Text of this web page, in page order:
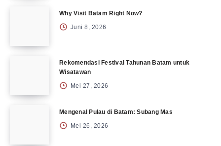
Why Visit Batam Right Now?
Juni 8, 2026
Rekomendasi Festival Tahunan Batam untuk
Wisatawan
Mei 27, 2026
Mengenal Pulau di Batam: Subang Mas
Mei 26, 2026